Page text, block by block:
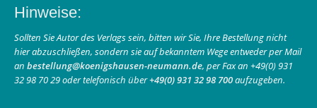
opens
in
new
window
opens
in
new
window
page
opens
in
new
window
Hinweise:
Sollten Sie Autor des Verlags sein, bitten wir Sie, Ihre Bestellung nicht
hier abzuschließen, sondern sie auf bekanntem Wege entweder per Mail
an bestellung@koenigshausen-neumann.de, per Fax an +49(0) 931
32 98 70 29 oder telefonisch über+49(0) 931 32 98 700aufzugeben.